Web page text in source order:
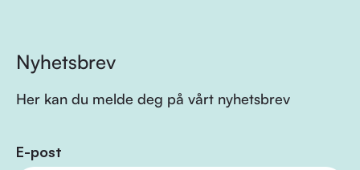
Nyhetsbrev
Her kan du melde deg på vårt nyhetsbrev
E-post